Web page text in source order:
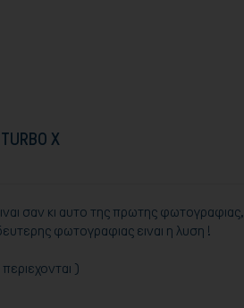
X
σαν κι αυτο της πρωτης φωτογραφιας,
φωτογραφιας ειναι η λυση !
)